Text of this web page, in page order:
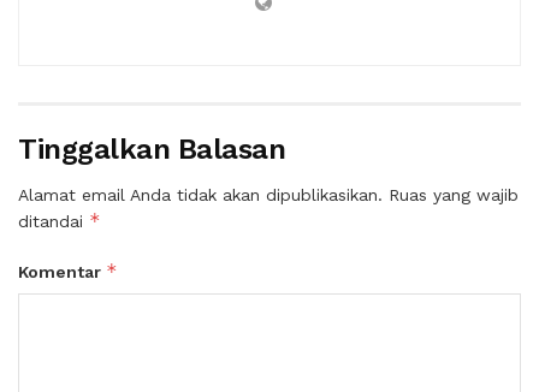
Tinggalkan Balasan
Alamat email Anda tidak akan dipublikasikan. Ruas yang wajib
ditandai *
Komentar *